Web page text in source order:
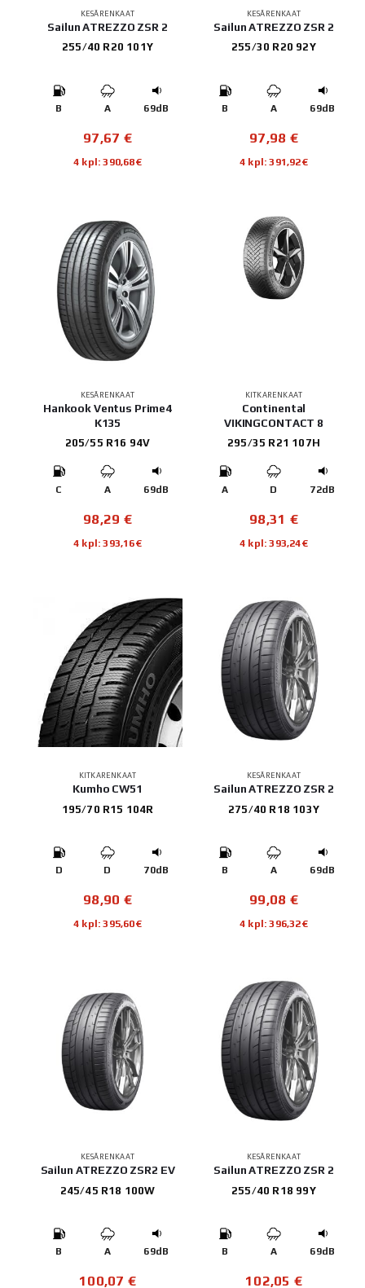
KESÄRENKAAT
Sailun ATREZZO ZSR 2
255/40 R20 101Y
B A 69dB
97,67 €
4 kpl: 390,68€
KESÄRENKAAT
Sailun ATREZZO ZSR 2
255/30 R20 92Y
B A 69dB
97,98 €
4 kpl: 391,92€
KESÄRENKAAT
Hankook Ventus Prime4
K135
205/55 R16 94V
C A 69dB
98,29 €
4 kpl: 393,16€
KITKARENKAAT
Continental
VIKINGCONTACT 8
295/35 R21 107H
A D 72dB
98,31 €
4 kpl: 393,24€
KITKARENKAAT
Kumho CW51
195/70 R15 104R
D D 70dB
98,90 €
4 kpl: 395,60€
KESÄRENKAAT
Sailun ATREZZO ZSR 2
275/40 R18 103Y
B A 69dB
99,08 €
4 kpl: 396,32€
KESÄRENKAAT
Sailun ATREZZO ZSR2 EV
245/45 R18 100W
B A 69dB
100,07 €
KESÄRENKAAT
Sailun ATREZZO ZSR 2
255/40 R18 99Y
B A 69dB
102,05 €